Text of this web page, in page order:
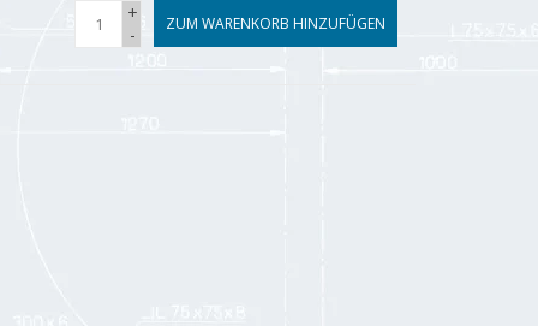
+
-
ZUM WARENKORB HINZUFÜGEN